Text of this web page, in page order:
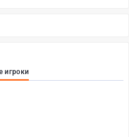
игроки